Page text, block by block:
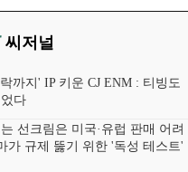
씨저널
까지' IP 키운 CJ ENM : 티빙도
다
선크림은 미국·유럽 판매 어려
가 규제 뚫기 위한 '독성 테스트'